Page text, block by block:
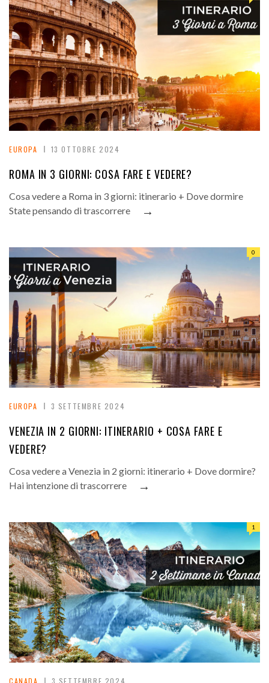
EUROPA 13 OTTOBRE 2024
ROMA IN 3 GIORNI: COSA FARE E VEDERE?
Cosa vedere a Roma in 3 giorni: itinerario + Dove dormire
State pensando di trascorrere
→
EUROPA 3 SETTEMBRE 2024
0
VENEZIA IN 2 GIORNI: ITINERARIO + COSA FARE E
VEDERE?
Cosa vedere a Venezia in 2 giorni: itinerario + Dove dormire?
Hai intenzione di trascorrere
→
1